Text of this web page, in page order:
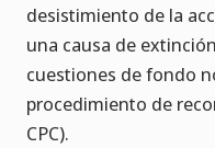
desistimiento de la
una causa de
cuestiones de fondo
procedimiento de
CPC).